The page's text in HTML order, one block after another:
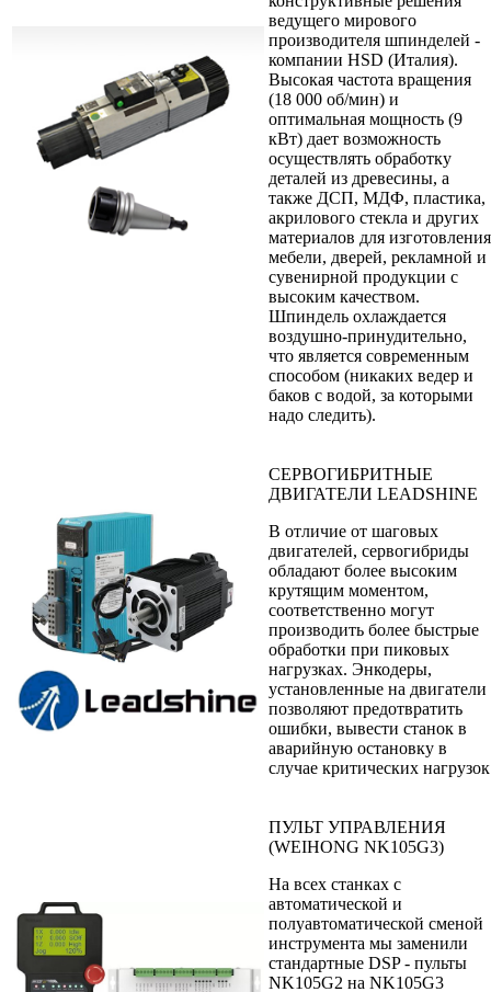
ведущего мирового
производителя шпинделей -
компании HSD (Италия).
Высокая частота вращения
(18 000 об/мин) и
оптимальная мощность (9
кВт) дает возможность
осуществлять обработку
деталей из древесины, а
также ДСП, МДФ, пластика,
акрилового стекла и других
материалов для изготовления
мебели, дверей, рекламной и
сувенирной продукции с
высоким качеством.
Шпиндель охлаждается
воздушно-принудительно,
что является современным
способом (никаких ведер и
баков с водой, за которыми
надо следить).
СЕРВОГИБРИТНЫЕ
ДВИГАТЕЛИ LEADSHINE
В отличие от шаговых
двигателей, сервогибриды
обладают более высоким
крутящим моментом,
соответственно могут
производить более быстрые
обработки при пиковых
нагрузках. Энкодеры,
установленные на двигатели
позволяют предотвратить
ошибки, вывести станок в
аварийную остановку в
случае критических
ПУЛЬТ УПРАВЛЕНИЯ
(WEIHONG NK105G3)
На всех станках с
автоматической и
полуавтоматической сменой
инструмента мы заменили
стандартные DSP - пульты
NK105G2 на NK105G3